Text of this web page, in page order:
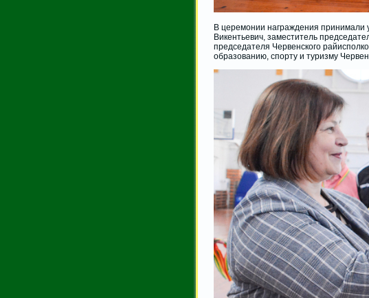
В церемонии награждения принимали
Викентьевич, заместитель
председателя Червенского
образованию, спорту и туризму